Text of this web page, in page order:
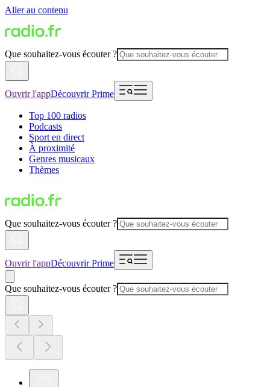
Aller au contenu
Que souhaitez-vous écouter ?
Ouvrir l'appDécouvrir Prime
Top 100 radios
Podcasts
Sport en direct
À proximité
Genres musicaux
Thèmes
Que souhaitez-vous écouter ?
Ouvrir l'appDécouvrir Prime
Que souhaitez-vous écouter ?